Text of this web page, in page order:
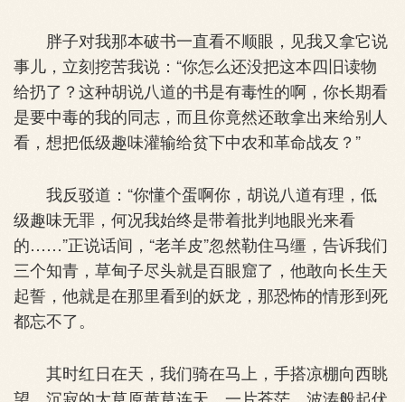
胖子对我那本破书一直看不顺眼，见我又拿它说
事儿，立刻挖苦我说：“你怎么还没把这本四旧读物
给扔了？这种胡说八道的书是有毒性的啊，你长期看
是要中毒的我的同志，而且你竟然还敢拿出来给别人
看，想把低级趣味灌输给贫下中农和革命战友？”
我反驳道：“你懂个蛋啊你，胡说八道有理，低
级趣味无罪，何况我始终是带着批判地眼光来看
的……”正说话间，“老羊皮”忽然勒住马缰，告诉我们
三个知青，草甸子尽头就是百眼窟了，他敢向长生天
起誓，他就是在那里看到的妖龙，那恐怖的情形到死
都忘不了。
其时红日在天，我们骑在马上，手搭凉棚向西眺